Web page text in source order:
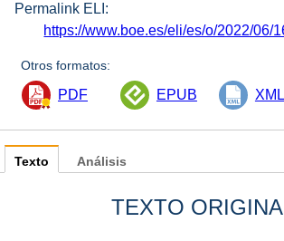
Permalink ELI:
https://www.boe.es/eli/es/o/2022/06/
Otros formatos:
PDF EPUB XML
Texto
TEXTO
Análisis